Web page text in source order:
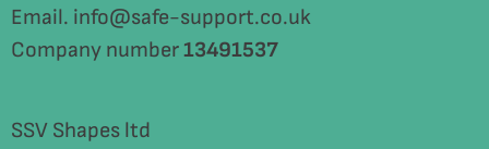
Email. info@safe-support.co.uk
Company number13491537
SSV Shapes ltd